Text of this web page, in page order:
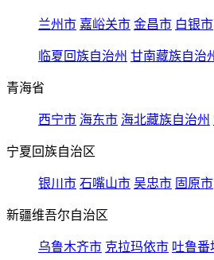
兰州市 嘉峪关市 金昌市 白银市
临夏回族自治州 甘南藏族自治
青海省
西宁市 海东市 海北藏族自治州
宁夏回族自治区
银川市 石嘴山市 吴忠市 固原市
新疆维吾尔自治区
乌鲁木齐市 克拉玛依市 吐鲁番